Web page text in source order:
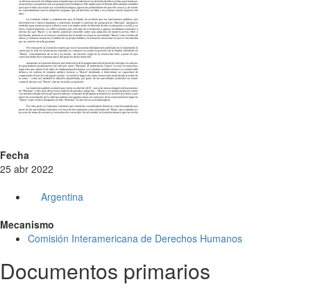
Fecha
25 abr 2022
Argentina
Mecanismo
Comisión Interamericana de Derechos Humanos
Documentos primarios